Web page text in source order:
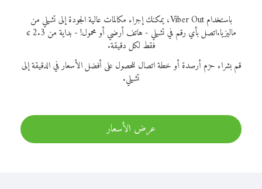
باستخدام Viber Out، يمكنك إجراء مكالمات عالية الجودة إلى تشيلي من
ماليزيا.
اتصل بأي رقم في تشيلي - هاتف أرضي أو محمول! - بداية من 2.3 ¢
فقط لكل دقيقة.
قم بشراء حزم أرصدة أو خطة اتصال للحصول على أفضل الأسعار في الدقيقة إلى
تشيلي.
عرض الأسعار